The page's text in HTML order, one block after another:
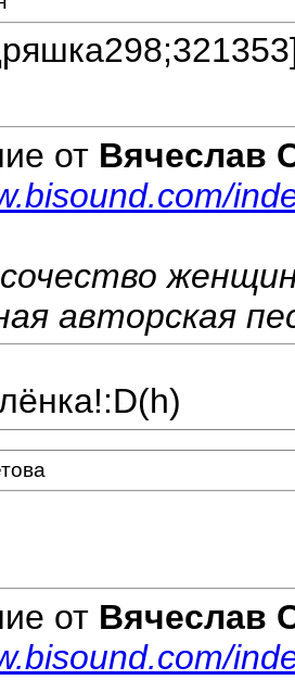
от Вячеслав
авторская
от Вячеслав